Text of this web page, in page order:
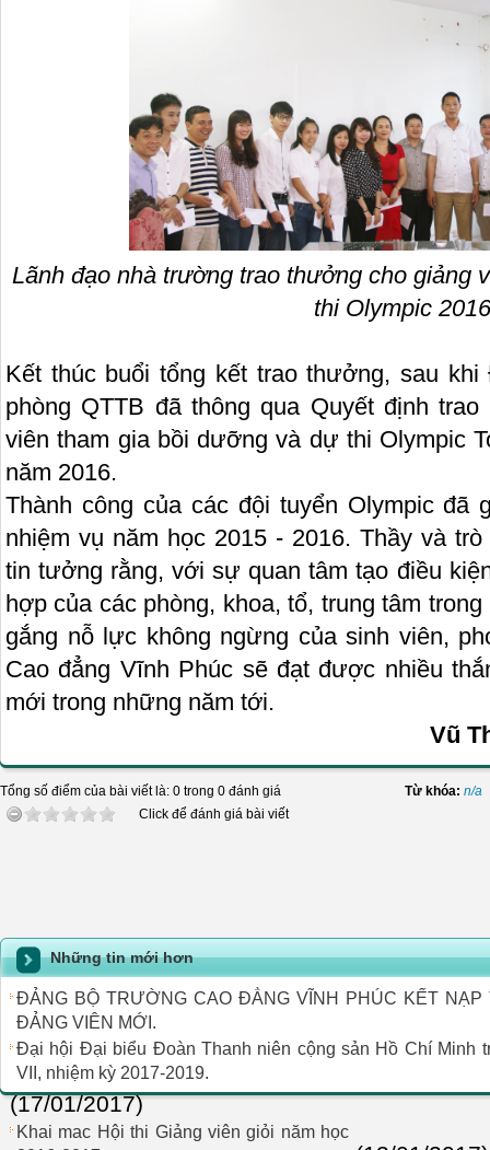
Lãnh đạo nhà trường trao thưởng cho giảng
thi Olympic 2016
Kết thúc buổi tổng kết trao thưởng, sau
phòng QTTB đã thông qua Quyết định
viên tham gia bồi dưỡng và dự thi Olympic
năm 2016.
Thành công của các đội tuyển Olympic đã
nhiệm vụ năm học 2015 - 2016. Thầy và
tin tưởng rằng, với sự quan tâm tạo điều
hợp của các phòng, khoa, tổ, trung tâm
gắng nỗ lực không ngừng của sinh viên,
Cao đẳng Vĩnh Phúc sẽ đạt được nhiều
mới trong những năm tới.
Vũ
Tổng số điểm của bài viết là: 0 trong 0 đánh giá
Click để đánh giá bài viết
Từ khóa: n/a
Những tin mới hơn
ĐẢNG BỘ TRƯỜNG CAO ĐẲNG VĨNH PHÚC KẾT NẠP
ĐẢNG VIÊN MỚI.
Đại hội Đại biểu Đoàn Thanh niên cộng sản Hồ Chí Minh
VII, nhiệm kỳ 2017-2019.
(17/01/2017)
Khai mac Hội thi Giảng viên giỏi năm học